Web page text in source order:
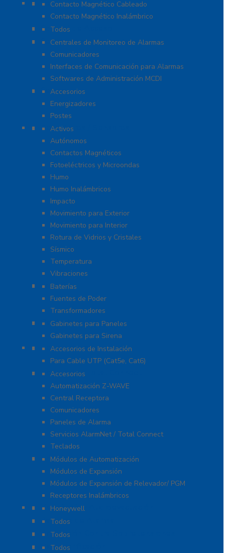
Contactos Magnéticos
Contacto Magnético Cableado
Contacto Magnético Inalámbrico
Control de Acceso
Todos
Centrales de Monitoreo
Centrales de Monitoreo de Alarmas
Comunicadores
Interfaces de Comunicación para Alarmas
Softwares de Administración MCDI
Cercas
Accesorios
Energizadores
Postes
Detectores / Sensores
Activos
Autónomos
Contactos Magnéticos
Fotoeléctricos y Microondas
Humo
Humo Inalámbricos
Impacto
Movimiento para Exterior
Movimiento para Interior
Rotura de Vidrios y Cristales
Sísmico
Temperatura
Vibraciones
Energía
Baterías
Fuentes de Poder
Transformadores
Gabinetes y Carcasas
Gabinetes para Paneles
Gabinetes para Sirena
Herramientas
Accesorios de Instalación
Para Cable UTP (Cat5e, Cat6)
Honeywell Total Connect
Accesorios
Automatización Z-WAVE
Central Receptora
Comunicadores
Paneles de Alarma
Servicios AlarmNet / Total Connect
Teclados
Módulos de Expansión
Módulos de Automatización
Módulos de Expansión
Módulos de Expansión de Relevador/ PGM
Receptores Inalámbricos
Megafonía y Audioevacuación
Honeywell
Paneles de Alarma
Todos
Protección Contra Sobretensiones
Todos
Videoverificación
Todos